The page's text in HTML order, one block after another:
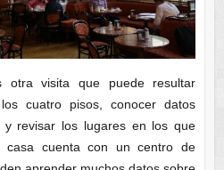
visita que puede resultar
cuatro pisos, conocer datos
revisar los lugares en los que
cuenta con un centro de